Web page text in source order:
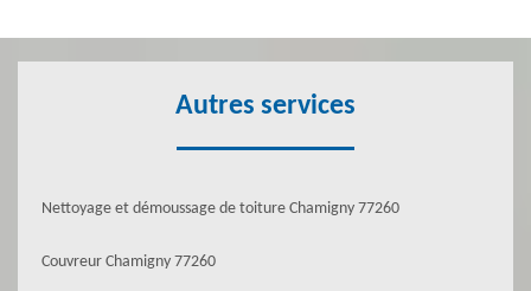
Autres services
Nettoyage et démoussage de toiture Chamigny 77260
Couvreur Chamigny 77260